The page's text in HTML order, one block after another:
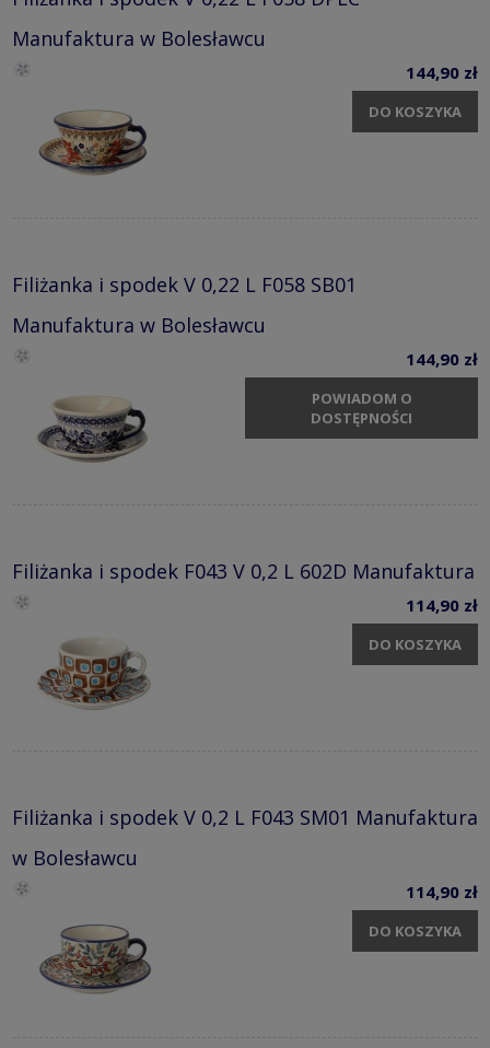
Manufaktura w Bolesławcu
144,90 zł
DO KOSZYKA
Filiżanka i spodek V 0,22 L F058 SB01
Manufaktura w Bolesławcu
144,90 zł
POWIADOM O
DOSTĘPNOŚCI
Filiżanka i spodek F043 V 0,2 L 602D Manufaktura
114,90 zł
DO KOSZYKA
Filiżanka i spodek V 0,2 L F043 SM01 Manufaktura
w Bolesławcu
114,90 zł
DO KOSZYKA